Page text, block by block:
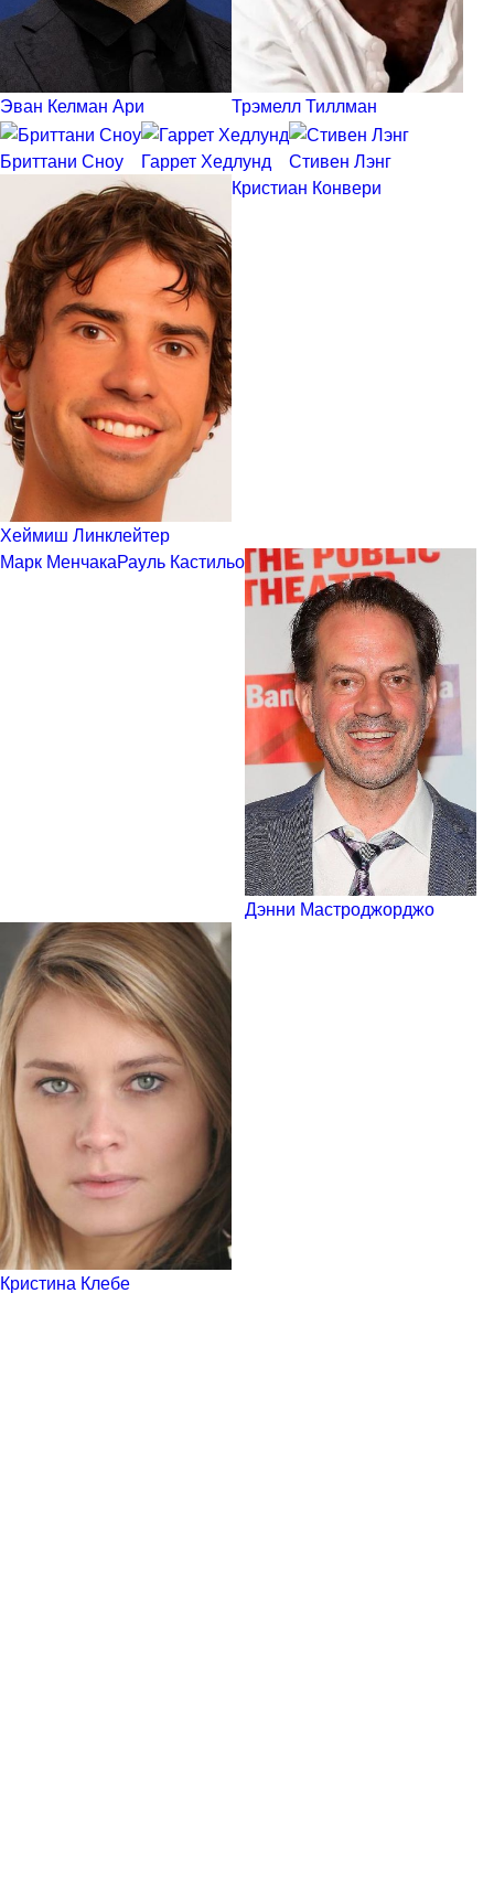
Эван Келман Ари Трэмелл Тиллман
Бриттани Сноу Гаррет Хедлунд Стивен Лэнг
Хеймиш Линклейтер
Кристиан Конвери
Марк МенчакаРауль Кастильо
Дэнни Мастроджорджо
Кристина Клебе